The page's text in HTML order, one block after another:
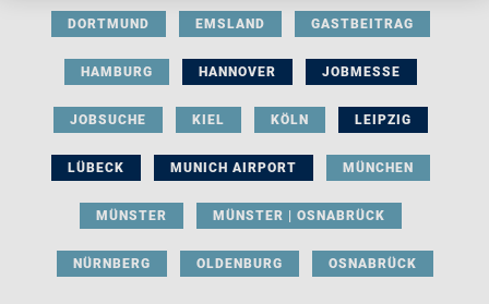
DORTMUND EMSLAND GASTBEITRAG
HAMBURG HANNOVER JOBMESSE
JOBSUCHE KIEL KÖLN LEIPZIG
LÜBECK MUNICH AIRPORT MÜNCHEN
MÜNSTER MÜNSTER | OSNABRÜCK
NÜRNBERG OLDENBURG OSNABRÜCK